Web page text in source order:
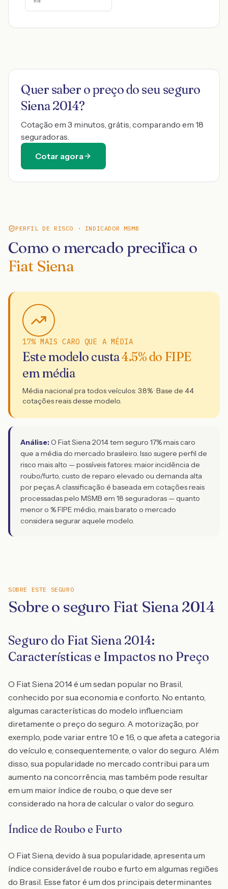
Quer saber o preço do seu seguro
Siena 2014?
Cotação em 3 minutos, grátis, comparando em 18
seguradoras.
Cotar agora
PERFIL DE RISCO · INDICADOR MSMB
Como o mercado precifica o
Fiat Siena
17% MAIS CARO QUE A MÉDIA
Este modelo custa4.5% do FIPE
em média
Média nacional pra todos veículos: 3.8% · Base de 44
cotações reais desse modelo.
Análise: O Fiat Siena 2014 tem seguro 17% mais caro
que a média do mercado brasileiro. Isso sugere perfil de
risco mais alto — possíveis fatores: maior incidência de
roubo/furto, custo de reparo elevado ou demanda alta
por peças.A classificação é baseada em cotações reais
processadas pelo MSMB em 18 seguradoras — quanto
menor o % FIPE médio, mais barato o mercado
considera segurar aquele modelo.
SOBRE ESTE SEGURO
Sobre o seguro Fiat Siena 2014
Seguro do Fiat Siena 2014:
Características e Impactos no Preço
O Fiat Siena 2014 é um sedan popular no Brasil,
conhecido por sua economia e conforto. No entanto,
algumas características do modelo influenciam
diretamente o preço do seguro. A motorização, por
exemplo, pode variar entre 1.0 e 1.6, o que afeta a categoria
do veículo e, consequentemente, o valor do seguro. Além
disso, sua popularidade no mercado contribui para um
aumento na concorrência, mas também pode resultar
em um maior índice de roubo, o que deve ser
considerado na hora de calcular o valor do seguro.
Índice de Roubo e Furto
O Fiat Siena, devido à sua popularidade, apresenta um
índice considerável de roubo e furto em algumas regiões
do Brasil. Esse fator é um dos principais determinantes